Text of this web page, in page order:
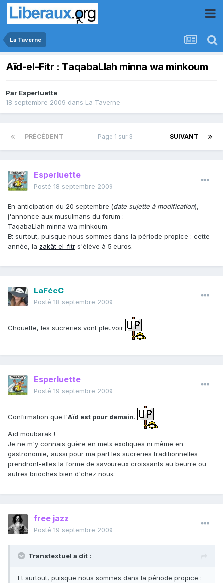
La Taverne
Aïd-el-Fitr : TaqabaLlah minna wa minkoum
Par Esperluette
18 septembre 2009 dans La Taverne
PRÉCÉDENT SUIVANT
Page 1 sur 3
Esperluette
Posté 18 septembre 2009
En anticipation du 20 septembre (date sujette à modification),
j'annonce aux musulmans du forum :
TaqabaLlah minna wa minkoum.
Et surtout, puisque nous sommes dans la période propice : cette
année, la zakât el-fitr s'élève à 5 euros.
LaFéeC
Posté 18 septembre 2009
Chouette, les sucreries vont pleuvoir
Esperluette
Posté 19 septembre 2009
Confirmation que l'Aïd est pour demain.
Aïd moubarak !
Je ne m'y connais guère en mets exotiques ni même en
gastronomie, aussi pour ma part les sucreries traditionnelles
prendront-elles la forme de savoureux croissants au beurre ou
autres brioches bien d'chez nous.
free jazz
Posté 19 septembre 2009
Transtextuel a dit :
Et surtout, puisque nous sommes dans la période propice :